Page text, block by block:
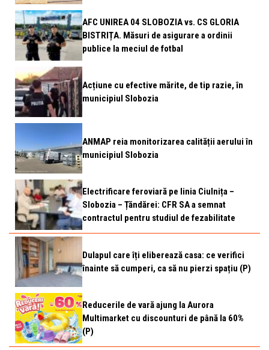
AFC UNIREA 04 SLOBOZIA vs. CS GLORIA
BISTRIȚA. Măsuri de asigurare a ordinii
publice la meciul de fotbal
Acțiune cu efective mărite, de tip razie, în
municipiul Slobozia
ANMAP reia monitorizarea calității aerului în
municipiul Slobozia
Electrificare feroviară pe linia Ciulnița –
Slobozia – Țăndărei: CFR SA a semnat
contractul pentru studiul de fezabilitate
Dulapul care îți eliberează casa: ce verifici
înainte să cumperi, ca să nu pierzi spațiu (P)
Reducerile de vară ajung la Aurora
Multimarket cu discounturi de până la 60%
(P)